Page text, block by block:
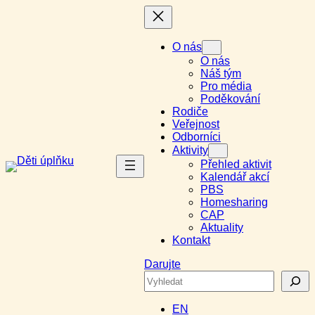
O nás
O nás
Náš tým
Pro média
Poděkování
Rodiče
Veřejnost
Odborníci
Aktivity
Přehled aktivit
Kalendář akcí
PBS
Homesharing
CAP
Aktuality
Kontakt
Darujte
Search
EN